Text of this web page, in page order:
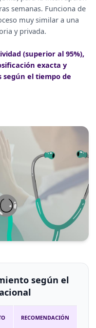
semanas. Funciona de
muy similar a una
y privada.
(superior al 95%),
exacta y
el tiempo de
según el
RECOMENDACIÓN